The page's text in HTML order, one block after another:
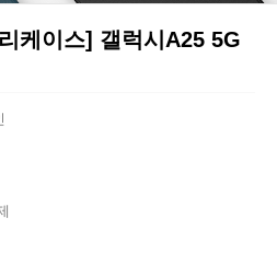
케이스] 갤럭시A25 5G